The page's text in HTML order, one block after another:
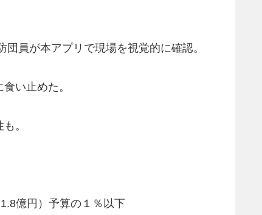
員が本アプリで現場を視覚的に確認。
い止めた。
。
億円）予算の１％以下